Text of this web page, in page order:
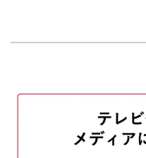
ペンでさらに見やすく